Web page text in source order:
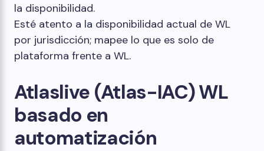
la disponibilidad.
Esté atento a la disponibilidad actual de WL
por jurisdicción; mapee lo que es solo de
plataforma frente a WL.
Atlaslive (Atlas-IAC) WL
basado en
automatización